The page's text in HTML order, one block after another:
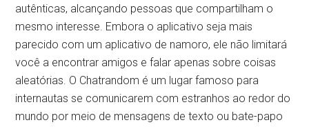
autênticas, alcançando pessoas que compartilham o
mesmo interesse. Embora o aplicativo seja mais
parecido com um aplicativo de namoro, ele não limitará
você a encontrar amigos e falar apenas sobre coisas
aleatórias. O Chatrandom é um lugar famoso para
internautas se comunicarem com estranhos ao redor do
mundo por meio de mensagens de texto ou bate-papo